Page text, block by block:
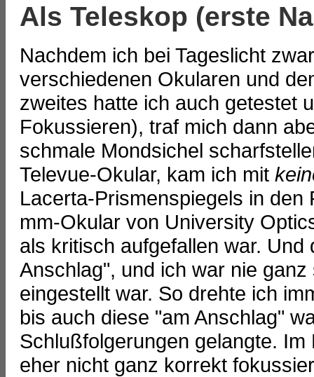
Als Teleskop (erste
Nachdem ich bei Tageslicht
verschiedenen Okularen und
zweites hatte ich auch getestet
Fokussieren), traf mich dann
schmale Mondsichel
Televue-Okular, kam ich mit
Lacerta-Prismenspiegels in
mm-Okular von University
als kritisch aufgefallen war.
Anschlag", und ich war nie
eingestellt war. So drehte ich
bis auch diese "am Anschlag"
Schlußfolgerungen gelangte.
eher nicht ganz korrekt